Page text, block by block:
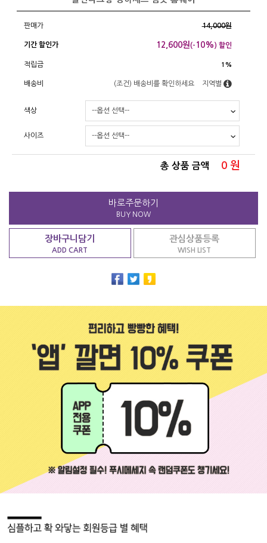
판매가 14,000원
기간 할인가 12,600원(- 10%) 할인
적립금 1%
배송비 (조건) 배송비를 확인하세요 지역별
색상
사이즈
총 상품 금액 0 원
바로주문하기
BUY NOW
장바구니담기
ADD CART
관심상품등록
WISH LIST